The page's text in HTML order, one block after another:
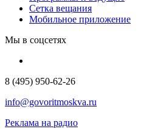
Сетка вещания
Мобильное приложение
Мы в соцсетях
8 (495) 950-62-26
info@govoritmoskva.ru
Реклама на радио